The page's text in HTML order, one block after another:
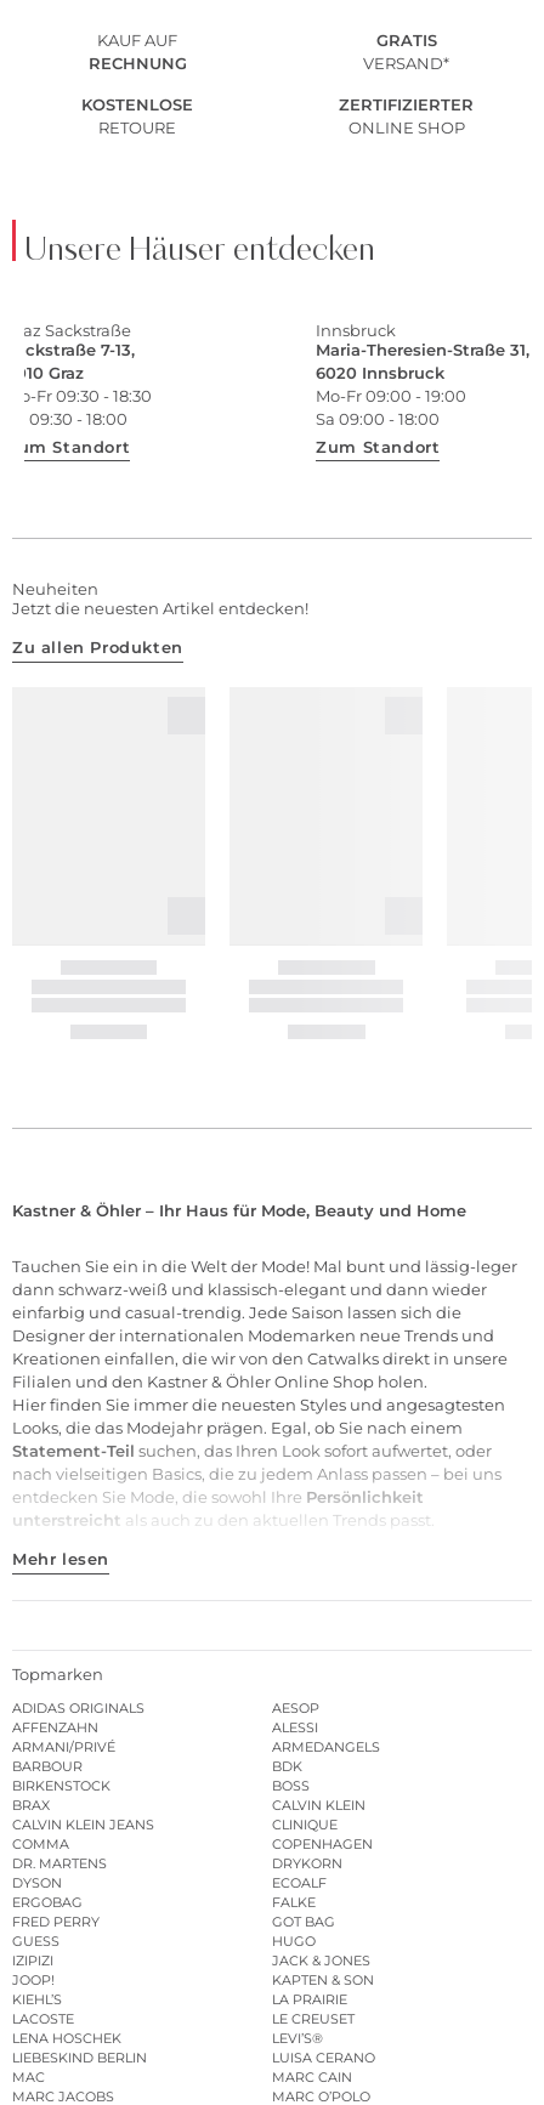
KAUF AUF
RECHNUNG
GRATIS
VERSAND*
KOSTENLOSE
RETOURE
ZERTIFIZIERTER
ONLINE SHOP
Unsere Häuser entdecken
Graz Sackstraße
Sackstraße 7-13,
8010 Graz
Mo-Fr 09:30 - 18:30
Sa 09:30 - 18:00
Zum Standort
Innsbruck
Maria-Theresien-Straße 31,
6020 Innsbruck
Mo-Fr 09:00 - 19:00
Sa 09:00 - 18:00
Zum Standort
Neuheiten
Jetzt die neuesten Artikel entdecken!
Zu allen Produkten
Kastner & Öhler – Ihr Haus für Mode, Beauty und Home
Tauchen Sie ein in die Welt der Mode! Mal bunt und lässig-leger
dann schwarz-weiß und klassisch-elegant und dann wieder
einfarbig und casual-trendig. Jede Saison lassen sich die
Designer der internationalen Modemarken neue Trends und
Kreationen einfallen, die wir von den Catwalks direkt in unsere
Filialen und den Kastner & Öhler Online Shop holen.
Hier finden Sie immer die neuesten Styles und angesagtesten
Looks, die das Modejahr prägen. Egal, ob Sie nach einem
Statement-Teil suchen, das Ihren Look sofort aufwertet, oder
nach vielseitigen Basics, die zu jedem Anlass passen – bei uns
entdecken Sie Mode, die sowohl Ihre Persönlichkeit
unterstreicht als auch zu den aktuellen Trends passt.
Mehr lesen
Topmarken
ADIDAS ORIGINALS
AESOP
AFFENZAHN
ALESSI
ARMANI/PRIVÉ
ARMEDANGELS
BARBOUR
BDK
BIRKENSTOCK
BOSS
BRAX
CALVIN KLEIN
CALVIN KLEIN JEANS
CLINIQUE
COMMA
COPENHAGEN
DR. MARTENS
DRYKORN
DYSON
ECOALF
ERGOBAG
FALKE
FRED PERRY
GOT BAG
GUESS
HUGO
IZIPIZI
JACK & JONES
JOOP!
KAPTEN & SON
KIEHL’S
LA PRAIRIE
LACOSTE
LE CREUSET
LENA HOSCHEK
LEVI’S®
LIEBESKIND BERLIN
LUISA CERANO
MAC
MARC CAIN
MARC JACOBS
MARC O’POLO